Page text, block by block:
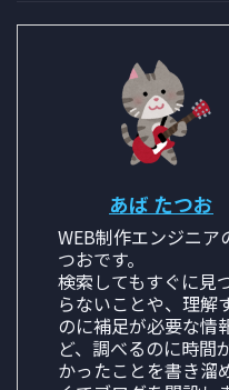
あば たつお
WEB制作エンジニア
つおです。
検索してもすぐに見
らないことや、理解
のに補足が必要な情
ど、調べるのに時間
かったことを書き溜